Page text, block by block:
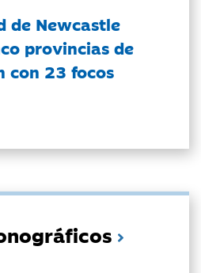
de Newcastle
provincias de
con 23 focos